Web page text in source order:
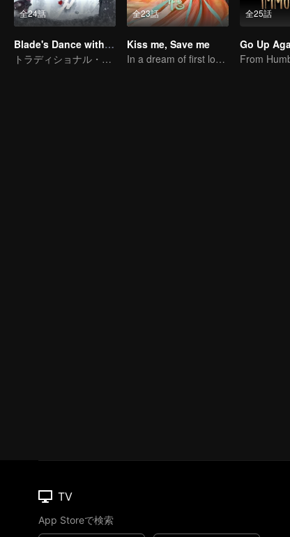
全24話
Blade's Dance with You
トラディショナル・コスチューム
全23話
Kiss me, Save me
In a dream of first love, our lips met in a blissful kiss
全25話
TV
App Storeで検索